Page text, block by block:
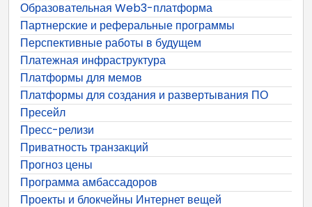
Образовательная Web3-платформа
Партнерские и реферальные программы
Перспективные работы в будущем
Платежная инфраструктура
Платформы для мемов
Платформы для создания и развертывания ПО
Пресейл
Пресс-релизи
Приватность транзакций
Прогноз цены
Программа амбассадоров
Проекты и блокчейны Интернет вещей